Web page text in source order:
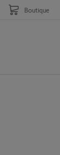
Boutique